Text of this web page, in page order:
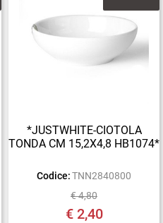
*JUSTWHITE-CIOTOLA
TONDA CM 15,2X4,8 HB1074*
Codice: TNN2840800
€ 4,80
€ 2,40